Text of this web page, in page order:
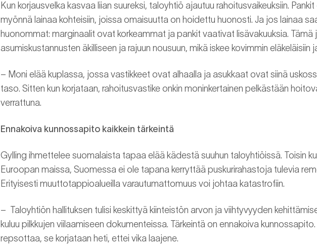
Kun korjausvelka kasvaa liian suureksi, taloyhtiö ajautuu rahoitusvaikeuksiin.
myönnä lainaa kohteisiin, joissa omaisuutta on hoidettu huonosti. Ja jos lainaa
huonommat: marginaalit ovat korkeammat ja pankit vaativat lisävakuuksia. Tämä
asumiskustannusten äkilliseen ja rajuun nousuun, mikä iskee kovimmin eläkeläisiin
– Moni elää kuplassa, jossa vastikkeet ovat alhaalla ja asukkaat ovat siinä
taso. Sitten kun korjataan, rahoitusvastike onkin moninkertainen pelkästään
verrattuna.
Ennakoiva kunnossapito kaikkein tärkeintä
Gylling ihmettelee suomalaista tapaa elää kädestä suuhun taloyhtiöissä. Toisin
Euroopan maissa, Suomessa ei ole tapana kerryttää puskurirahastoja tulevia
Erityisesti muuttotappioalueilla varautumattomuus voi johtaa katastrofiin.
– Taloyhtiön hallituksen tulisi keskittyä kiinteistön arvon ja viihtyvyyden
kuluu pilkkujen viilaamiseen dokumenteissa. Tärkeintä on ennakoiva
repsottaa, se korjataan heti, ettei vika laajene.